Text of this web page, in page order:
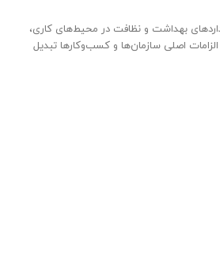
بهداشت و نظافت در محیط‌های کاری،
اصلی سازمان‌ها و کسب‌وکارها تبدیل